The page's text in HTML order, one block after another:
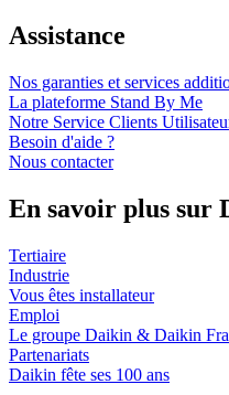
Assistance
Nos garanties et services
La plateforme Stand By Me
Notre Service Clients
Besoin d'aide ?
Nous contacter
En savoir plus sur
Tertiaire
Industrie
Vous êtes installateur
Emploi
Le groupe Daikin & Daikin
Partenariats
Daikin fête ses 100 ans